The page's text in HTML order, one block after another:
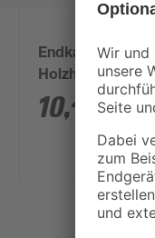
Endkappe E9 für
Holzhandlauf
Edelstahl Ø 42
10,49 €